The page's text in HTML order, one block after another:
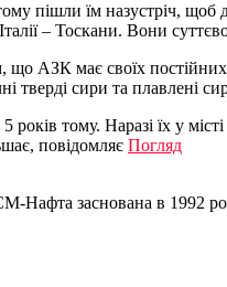
пішли їм назустріч, щоб
– Тоскани. Вони
АЗК має своїх
тверді сири та
тому. Наразі їх у
повідомляє Погляд
Нафта заснована в 1992